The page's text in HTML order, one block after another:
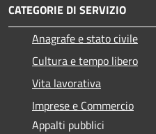
CATEGORIE DI SERVIZIO
Anagrafe e stato civile
Cultura e tempo libero
Vita lavorativa
Imprese e Commercio
Appalti pubblici